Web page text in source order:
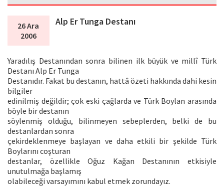
26 Ara
2006
Alp Er Tunga Destanı
Yaradılış Destanından sonra bilinen ilk büyük ve millî Türk
Destanı Alp Er Tunga
Destanıdır. Fakat bu destanın, hattâ özeti hakkında dahi kesin
bilgiler
edinilmiş değildir; çok eski çağlarda ve Türk Boylan arasında
böyle bir destanın
söylenmiş olduğu, bilinmeyen sebeplerden, belki de bu
destanlardan sonra
çekirdeklenmeye başlayan ve daha etkili bir şekilde Türk
Boylarını coşturan
destanlar, özellikle Oğuz Kağan Destanının etkisiyle
unutulmağa başlamış
olabileceği varsayımını kabul etmek zorundayız.